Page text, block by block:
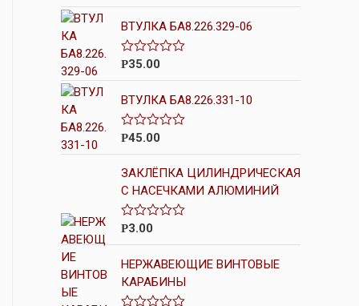
О
ц
е
н
к
а
0
з
5
ВТУЛКА БА8.226.329-06
О
н
а
0
5
Р35.00
ВТУЛКА БА8.226.331-10
О
н
к
а
0
з
5
Р45.00
ЗАКЛЁПКА ЦИЛИНДРИЧЕСКАЯ
С НАСЕЧКАМИ АЛЮМИНИЙ
О
н
к
а
0
Р3.00
НЕРЖАВЕЮЩИЕ ВИНТОВЫЕ
КАРАБИНЫ